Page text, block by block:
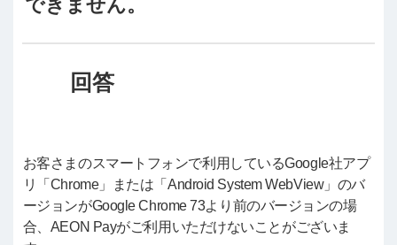
できません。
お客さまのスマートフォンで利用しているGoogle社アプ
リ「Chrome」または「Android System WebView」のバ
ージョンがGoogle Chrome 73より前のバージョンの場
合、AEON Payがご利用いただけないことがございま